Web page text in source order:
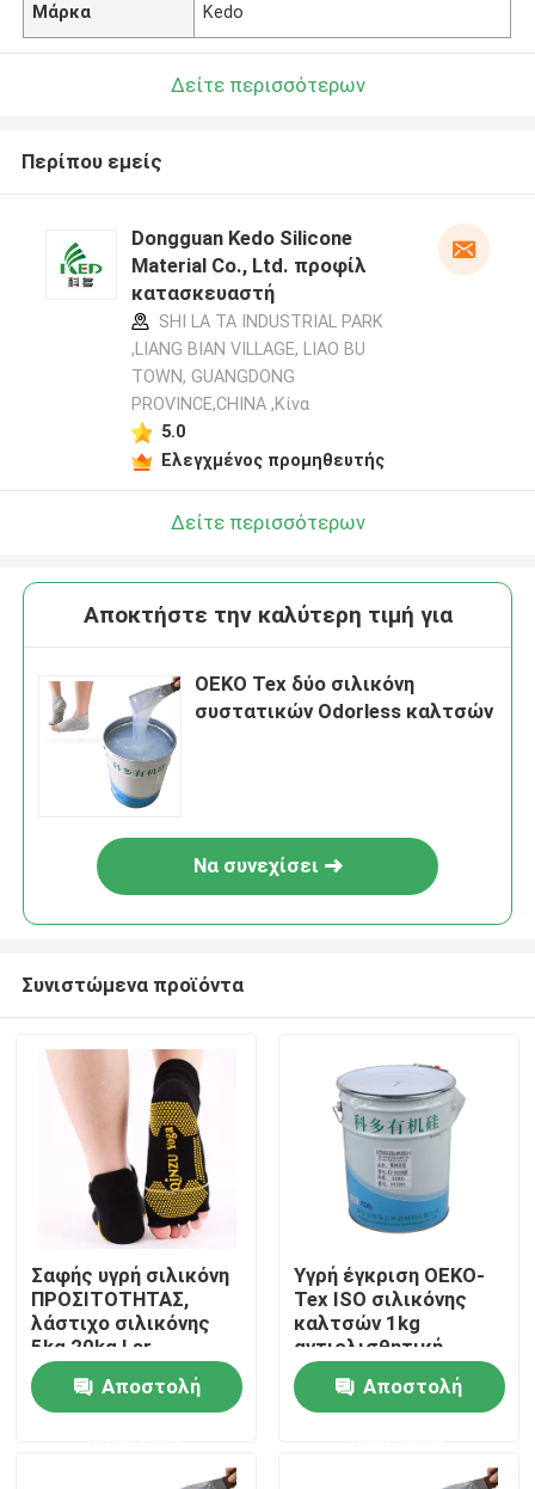
Σπίτι
Σχετικά με εμάς
Μάρκα Kedo
Δείτε περισσότερων
Περίπου εμείς
Dongguan Kedo Silicone
Material Co., Ltd. προφίλ
κατασκευαστή
SHI LA TA INDUSTRIAL PARK
,LIANG BIAN VILLAGE, LIAO BU
TOWN, GUANGDONG
PROVINCE,CHINA ,Κίνα
5.0
Ελεγχμένος προμηθευτής
Δείτε περισσότερων
Αποκτήστε την καλύτερη τιμή για
OEKO Tex δύο σιλικόνη
συστατικών Odorless καλτσών
Να συνεχίσει
Συνιστώμενα προϊόντα
Σαφής υγρή σιλικόνη
ΠΡΟΣΙΤΟΤΗΤΑΣ,
λάστιχο σιλικόνης
5kg 20kg Lsr
Αποστολή
Υγρή έγκριση OEKO-
Tex ISO σιλικόνης
καλτσών 1kg
αντιολισθητική
Αποστολή